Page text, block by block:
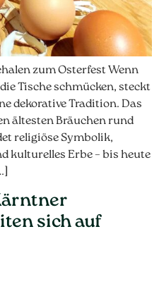
zum Osterfest Wenn
Tische schmücken, steckt
dekorative Tradition. Das
ältesten Bräuchen rund
religiöse Symbolik,
kulturelles Erbe – bis heute
sich auf